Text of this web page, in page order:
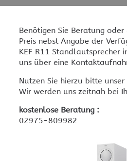
Benötigen Sie Beratung
Preis nebst Angabe der
KEF R11 Standlautsprecher
uns über eine
Nutzen Sie hierzu bitte
Wir werden uns zeitnah bei
kostenlose Beratung :
02975-809982